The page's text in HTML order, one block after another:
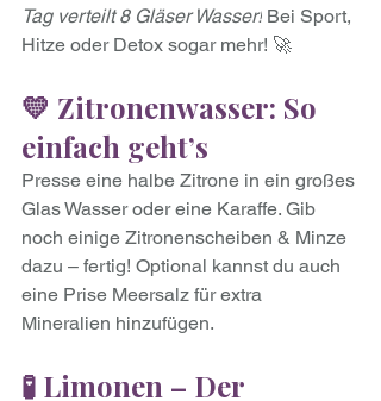
Tag verteilt 8 Gläser Wasser! Bei Sport,
Hitze oder Detox sogar mehr! 🚀
💛 Zitronenwasser: So
einfach geht’s
Presse eine halbe Zitrone in ein großes
Glas Wasser oder eine Karaffe. Gib
noch einige Zitronenscheiben & Minze
dazu – fertig! Optional kannst du auch
eine Prise Meersalz für extra
Mineralien hinzufügen.
🧪 Limonen – Der